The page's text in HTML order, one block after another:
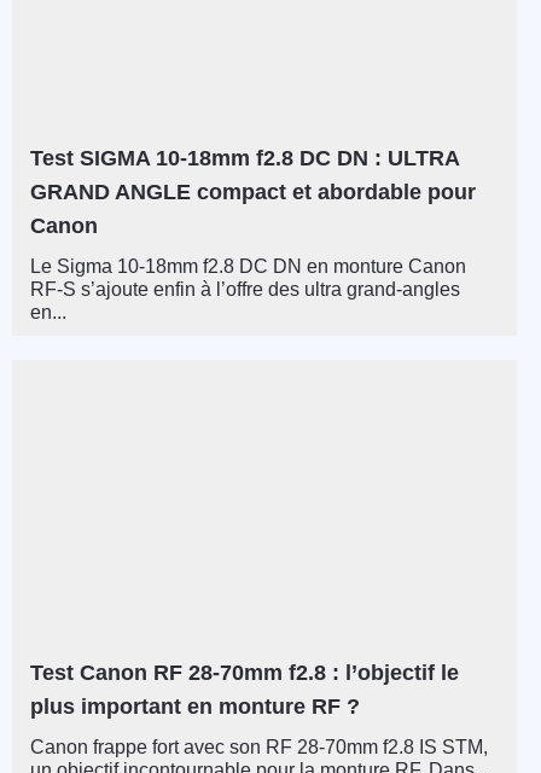
Test SIGMA 10-18mm f2.8 DC DN : ULTRA
GRAND ANGLE compact et abordable pour
Canon
Le Sigma 10-18mm f2.8 DC DN en monture Canon
RF-S s’ajoute enfin à l’offre des ultra grand-angles
en...
Test Canon RF 28-70mm f2.8 : l’objectif le
plus important en monture RF ?
Canon frappe fort avec son RF 28-70mm f2.8 IS STM,